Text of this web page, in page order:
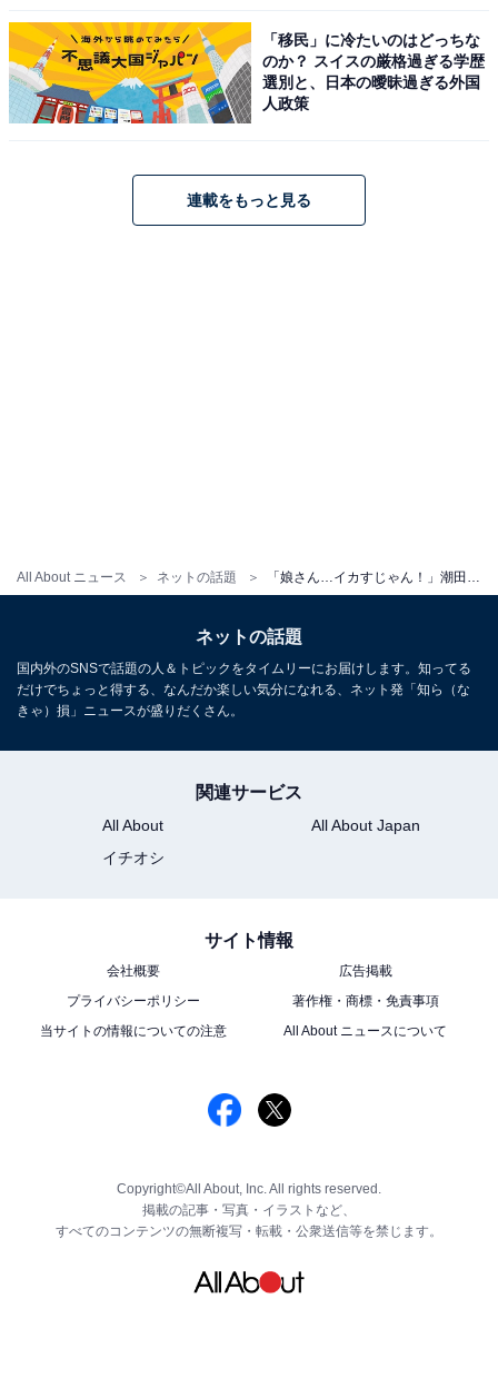
All About ニュース ネットの話題
「移民」に冷たいのはどっちな
のか？ スイスの厳格過ぎる学歴
選別と、日本の曖昧過ぎる外国
人政策
連載をもっと見る
ネットの話題
国内外のSNSで話題の人＆トピックをタイムリーにお届けします。知ってる
だけでちょっと得する、なんだか楽しい気分になれる、ネット発「知ら（な
きゃ）損」ニュースが盛りだくさん。
関連サービス
All About
All About Japan
イチオシ
サイト情報
会社概要
広告掲載
プライバシーポリシー
著作権・商標・免責事項
当サイトの情報についての注意
All About ニュースについて
Copyright©All About, Inc. All rights reserved.
掲載の記事・写真・イラストなど、
すべてのコンテンツの無断複写・転載・公衆送信等を禁じます。